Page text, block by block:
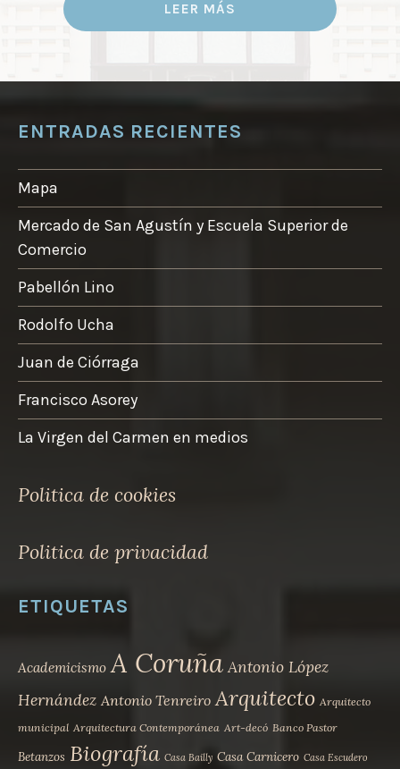
LEER MÁS
ENTRADAS RECIENTES
Mapa
Mercado de San Agustín y Escuela Superior de
Comercio
Pabellón Lino
Rodolfo Ucha
Juan de Ciórraga
Francisco Asorey
La Virgen del Carmen en medios
Politica de cookies
Politica de privacidad
ETIQUETAS
Academicismo A Coruña Antonio López
Hernández Antonio Tenreiro Arquitecto Arquitecto
municipal Arquitectura Contemporánea Art-decó Banco Pastor
Betanzos Biografía Casa Bailly Casa Carnicero Casa Escudero